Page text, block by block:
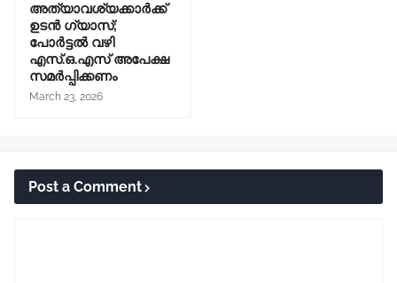
അത്യാവശ്യക്കാർക്ക്
ഉടൻ ഗ്യാസ്;
പോർട്ടൽ വഴി
എസ്.ഒ.എസ് അപേക്ഷ
സമർപ്പിക്കണം
March 23, 2026
Post a Comment